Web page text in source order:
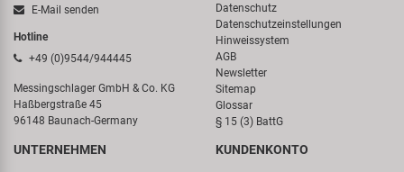
E-Mail senden
Hotline
+49 (0)9544/944445
Messingschlager GmbH & Co. KG
Haßbergstraße 45
96148 Baunach-Germany
Datenschutz
Datenschutzeinstellungen
Hinweissystem
AGB
Newsletter
Sitemap
Glossar
§ 15 (3) BattG
UNTERNEHMEN KUNDENKONTO